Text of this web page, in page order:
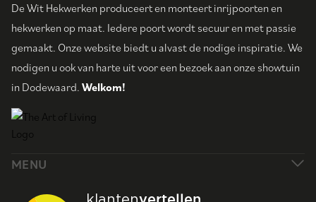
De Wit Hekwerken produceert en monteert inrijpoorten en
hekwerken op maat. Iedere poort wordt secuur en met passie
gemaakt. Onze website biedt u alvast de nodige inspiratie. We
nodigen u ook van harte uit voor een bezoek aan onze showtuin
in Dodewaard. Welkom!
MENU